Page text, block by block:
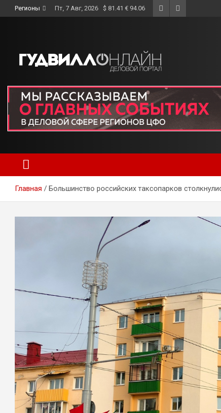
to
Регионы Пт, 7 Авг, 2026 $ 81.41 € 94.06
Главная Большинство российских таксопарков